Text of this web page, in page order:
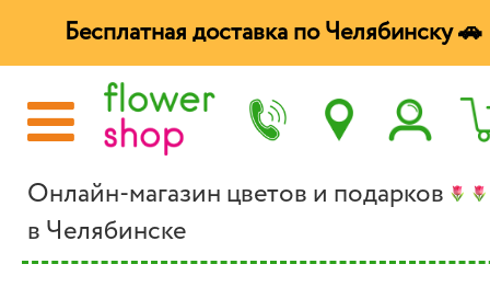
Бесплатная доставка по Челябинску 🚗
Онлайн-магазин цветов и подарков
в Челябинске